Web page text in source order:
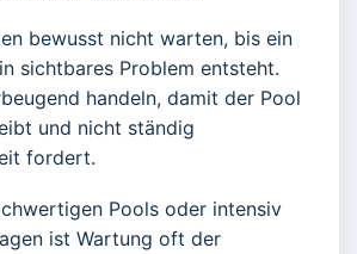
bewusst nicht warten, bis ein
sichtbares Problem entsteht.
handeln, damit der Pool
und nicht ständig
fordert.
Pools oder intensiv
ist Wartung oft der